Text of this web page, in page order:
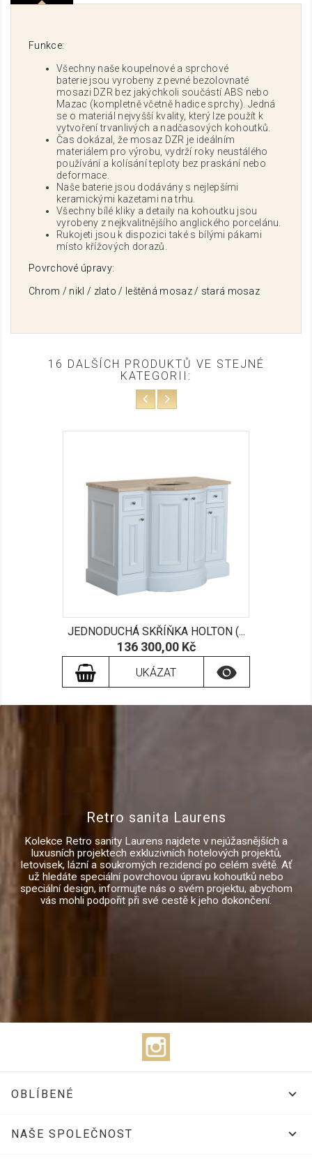
Funkce:
Všechny naše koupelnové a sprchové
baterie jsou vyrobeny z pevné bezolovnaté
mosazi DZR bez jakýchkoli součástí ABS nebo
Mazac (kompletně včetně hadice sprchy). Jedná
se o materiál nejvyšší kvality, který lze použít k
vytvoření trvanlivých a nadčasových kohoutků.
Čas dokázal, že mosaz DZR je ideálním
materiálem pro výrobu, vydrží roky neustálého
používání a kolísání teploty bez praskání nebo
deformace.
Naše baterie jsou dodávány s nejlepšími
keramickými kazetami na trhu.
Všechny bílé kliky a detaily na kohoutku jsou
vyrobeny z nejkvalitnějšího anglického porcelánu.
Rukojeti jsou k dispozici také s bílými pákami
místo křížových dorazů.
Povrchové úpravy:
Chrom / nikl / zlato / leštěná mosaz / stará mosaz
16 DALŠÍCH PRODUKTŮ VE STEJNÉ
KATEGORII:
JEDNODUCHÁ SKŘÍŇKA HOLTON (...
Cena
136 300,00 Kč
UKÁZAT 
Retro sanita Laurens
Kolekce Retro sanity Laurens najdete v nejúžasnějších a
luxusních projektech exkluzivních hotelových projektů,
letovisek, lázní a soukromých rezidencí po celém světě. Ať
už hledáte speciální povrchovou úpravu kohoutků nebo
speciální design, informujte nás o svém projektu, abychom
vás mohli podpořit při své cestě k jeho dokončení.
OBLÍBENÉ 
NAŠE SPOLEČNOST 